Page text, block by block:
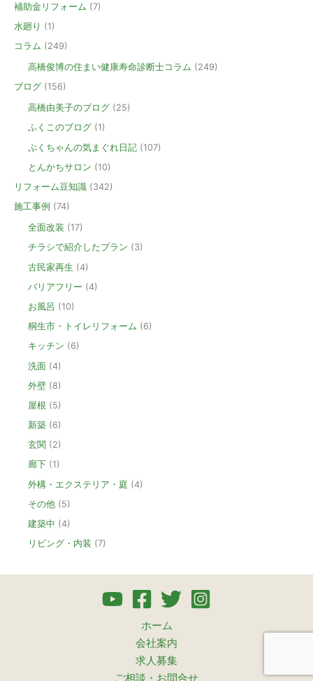
補助金リフォーム (7)
水廻り (1)
コラム (249)
高橋俊博の住まい健康寿命診断士コラム (249)
ブログ (156)
高橋由美子のブログ (25)
ふくこのブログ (1)
ぷくちゃんの気まぐれ日記 (107)
とんかちサロン (10)
リフォーム豆知識 (342)
施工事例 (74)
全面改装 (17)
チラシで紹介したプラン (3)
古民家再生 (4)
バリアフリー (4)
お風呂 (10)
桐生市・トイレリフォーム (6)
キッチン (6)
洗面 (4)
外壁 (8)
屋根 (5)
新築 (6)
玄関 (2)
廊下 (1)
外構・エクステリア・庭 (4)
その他 (5)
建築中 (4)
リビング・内装 (7)
ホーム
会社案内
求人募集
ご相談・お問合せ